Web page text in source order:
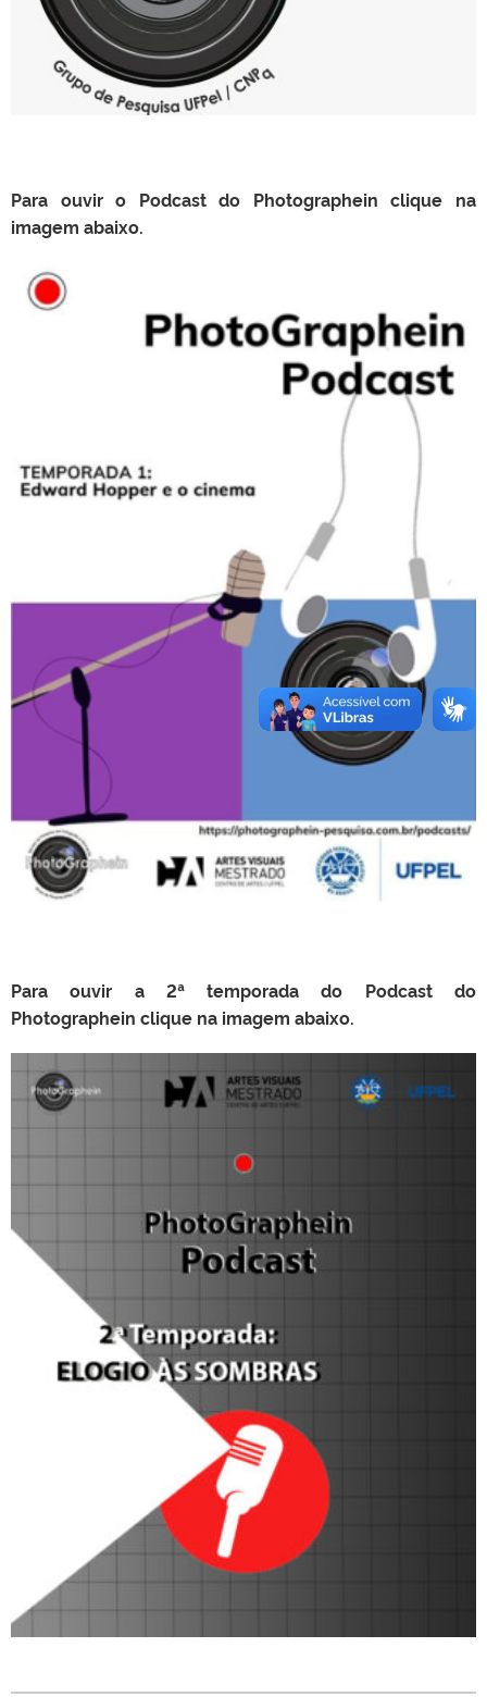
Para ouvir o Podcast do Photographein clique na
imagem abaixo.
Para ouvir a 2ª temporada do Podcast do
Photographein clique na imagem abaixo.